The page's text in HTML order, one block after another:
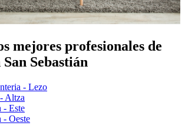
mejores profesionales de
Sebastián
- Lezo
Altza
- Este
- Oeste